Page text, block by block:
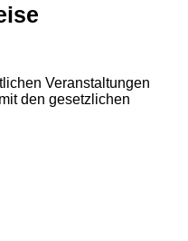
3Veranstaltungen
den gesetzlichen